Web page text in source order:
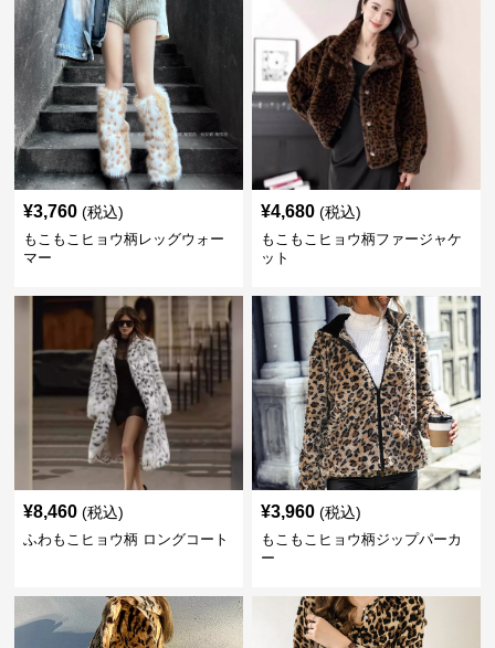
¥3,760 (税込)
もこもこヒョウ柄レッグウォー
マー
¥4,680 (税込)
もこもこヒョウ柄ファージャケ
ット
¥8,460 (税込)
ふわもこヒョウ柄 ロングコート
¥3,960 (税込)
もこもこヒョウ柄ジップパーカ
ー